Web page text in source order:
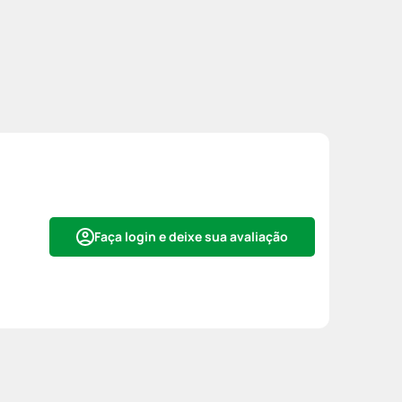
Faça login e deixe sua avaliação